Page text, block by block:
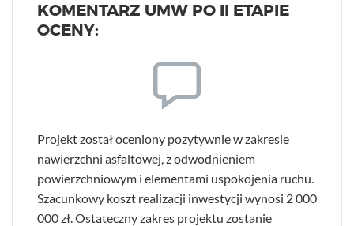
KOMENTARZ UMW PO II ETAPIE
OCENY:
Projekt został oceniony pozytywnie w zakresie
nawierzchni asfaltowej, z odwodnieniem
powierzchniowym i elementami uspokojenia ruchu.
Szacunkowy koszt realizacji inwestycji wynosi 2 000
000 zł. Ostateczny zakres projektu zostanie